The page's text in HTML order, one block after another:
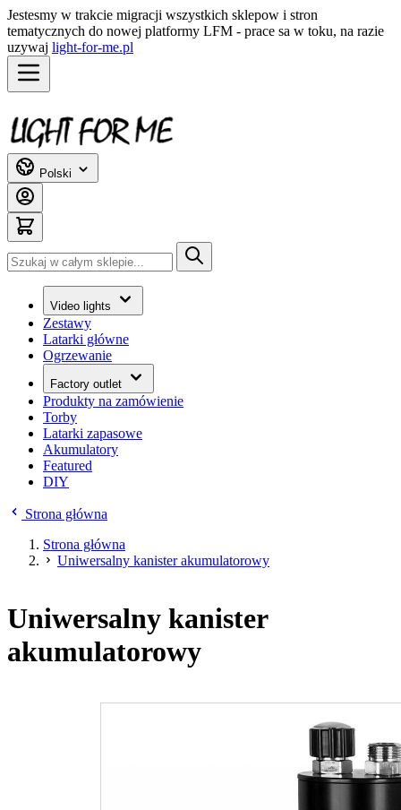
Jestesmy w trakcie migracji wszystkich sklepow i stron
tematycznych do nowej platformy LFM - prace sa w toku, na razie
uzywaj light-for-me.pl
Przejdź do treści
Polski
Szukaj
Video lights
Zestawy
Latarki główne
Ogrzewanie
Factory outlet
Produkty na zamówienie
Torby
Latarki zapasowe
Akumulatory
Featured
DIY
Strona główna
Strona główna
Uniwersalny kanister akumulatorowy
Uniwersalny kanister
akumulatorowy